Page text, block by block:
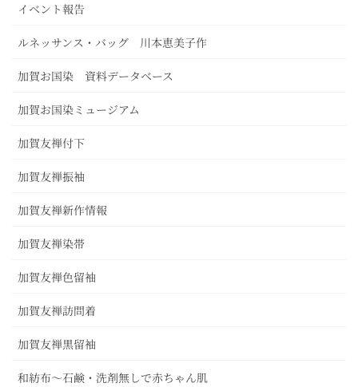
イベント報告
ルネッサンス・バッグ 川本恵美子作
加賀お国染 資料データベース
加賀お国染ミュージアム
加賀友禅付下
加賀友禅振袖
加賀友禅新作情報
加賀友禅染帯
加賀友禅色留袖
加賀友禅訪問着
加賀友禅黒留袖
和紡布～石鹸・洗剤無しで赤ちゃん肌